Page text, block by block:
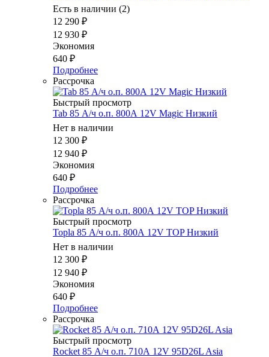
Есть в наличии (2)
12 290 ₽
12 930 ₽
Экономия
640 ₽
Подробнее
Рассрочка
Быстрый просмотр
Tab 85 А/ч о.п. 800А 12V Magic Низкий
Нет в наличии
12 300 ₽
12 940 ₽
Экономия
640 ₽
Подробнее
Рассрочка
Быстрый просмотр
Topla 85 А/ч о.п. 800А 12V TOP Низкий
Нет в наличии
12 300 ₽
12 940 ₽
Экономия
640 ₽
Подробнее
Рассрочка
Быстрый просмотр
Rocket 85 А/ч о.п. 710А 12V 95D26L Asia